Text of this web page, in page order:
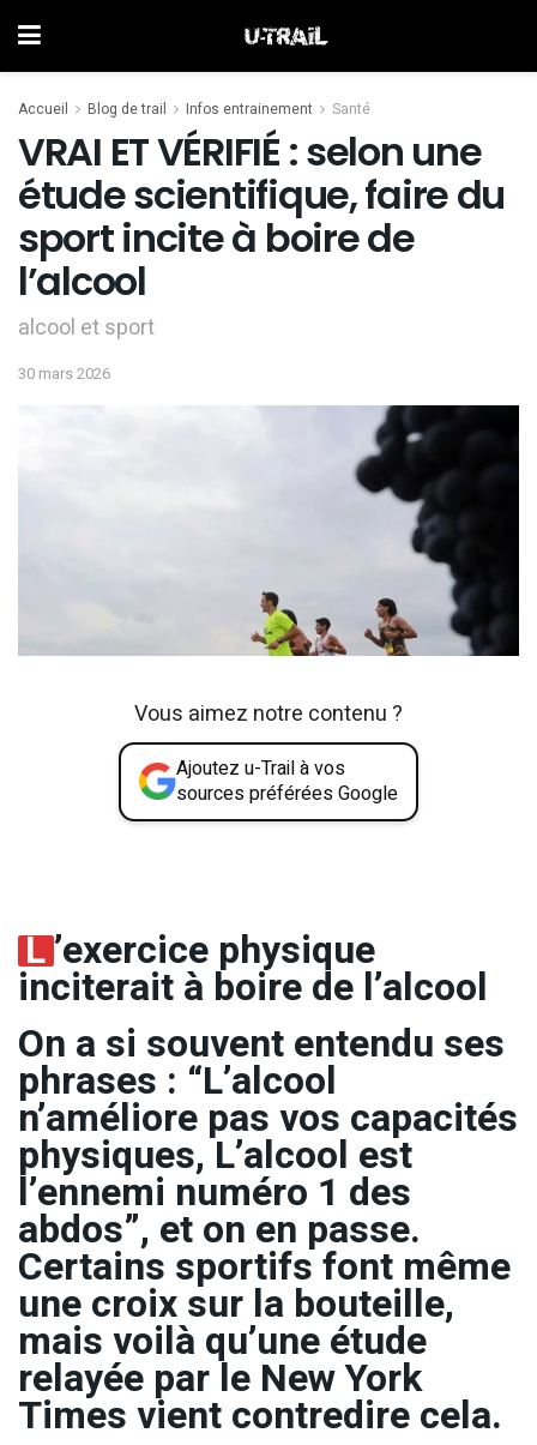
Accueil Blog de trail Infos entrainement Santé
VRAI ET VÉRIFIÉ : selon une
étude scientifique, faire du
sport incite à boire de
l’alcool
alcool et sport
30 mars 2026
Vous aimez notre contenu ?
Ajoutez u-Trail à vos
sources préférées Google
L’exercice physique
inciterait à boire de l’alcool
On a si souvent entendu ses
phrases : “L’alcool
n’améliore pas vos capacités
physiques, L’alcool est
l’ennemi numéro 1 des
abdos”, et on en passe.
Certains sportifs font même
une croix sur la bouteille,
mais voilà qu’une étude
relayée par le New York
Times vient contredire cela.